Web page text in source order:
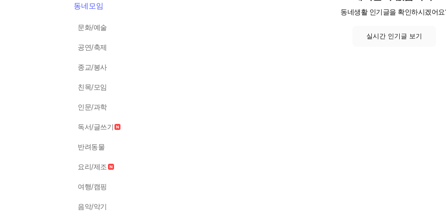
동네모임
문화/예술
공연/축제
종교/봉사
친목/모임
인문/과학
독서/글쓰기
반려동물
요리/제조
여행/캠핑
음악/악기
동네생활 인기글을 확인하시겠어요
실시간 인기글 보기